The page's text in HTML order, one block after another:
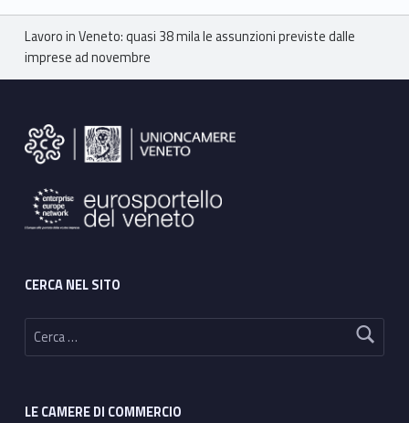
Breadcrumbs navigation
Lavoro in Veneto: quasi 38 mila le assunzioni previste dalle
imprese ad novembre
CERCA NEL SITO
Ricerca per:
LE CAMERE DI COMMERCIO